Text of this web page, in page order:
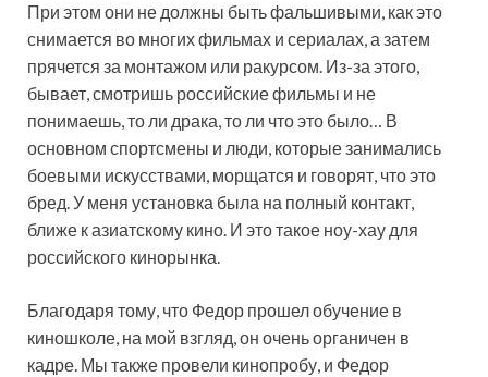
При этом они не должны быть фальшивыми, как это
снимается во многих фильмах и сериалах, а затем
прячется за монтажом или ракурсом. Из-за этого,
бывает, смотришь российские фильмы и не
понимаешь, то ли драка, то ли что это было… В
основном спортсмены и люди, которые занимались
боевыми искусствами, морщатся и говорят, что это
бред. У меня установка была на полный контакт,
ближе к азиатскому кино. И это такое ноу-хау для
российского кинорынка.
Благодаря тому, что Федор прошел обучение в
киношколе, на мой взгляд, он очень органичен в
кадре. Мы также провели кинопробу, и Федор